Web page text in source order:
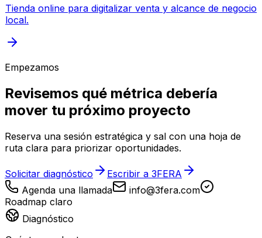
Tienda online para digitalizar venta y alcance de negocio
local.
Empezamos
Revisemos qué métrica debería
mover tu próximo proyecto
Reserva una sesión estratégica y sal con una hoja de
ruta clara para priorizar oportunidades.
Solicitar diagnóstico
Escribir a 3FERA
Agenda una llamada
info@3fera.com
Roadmap claro
Diagnóstico